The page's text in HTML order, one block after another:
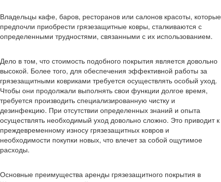
Владельцы кафе, баров, ресторанов или салонов красоты, которые
предпочли приобрести грязезащитные ковры, сталкиваются с
определенными трудностями, связанными с их использованием.
Дело в том, что стоимость подобного покрытия является довольно
высокой. Более того, для обеспечения эффективной работы за
грязезащитными ковриками требуется осуществлять особый уход.
Чтобы они продолжали выполнять свои функции долгое время,
требуется производить специализированную чистку и
дезинфекцию. При отсутствии определенных знаний и опыта
осуществлять необходимый уход довольно сложно. Это приводит к
преждевременному износу грязезащитных ковров и
необходимости покупки новых, что влечет за собой ощутимое
расходы.
Основные преимущества аренды грязезащитного покрытия в